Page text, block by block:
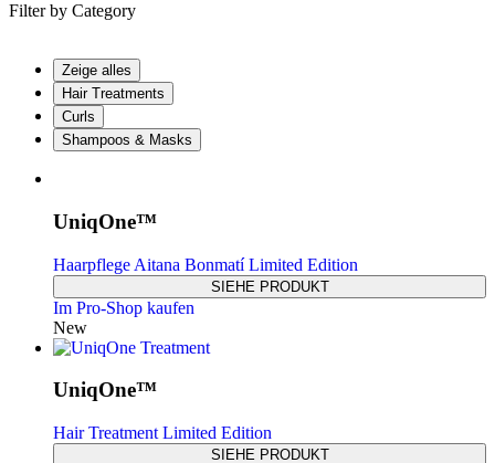
Filter by Category
Zeige alles
Hair Treatments
Curls
Shampoos & Masks
UniqOne™
Haarpflege Aitana Bonmatí Limited Edition
SIEHE PRODUKT
Im Pro-Shop kaufen
New
UniqOne™
Hair Treatment Limited Edition
SIEHE PRODUKT